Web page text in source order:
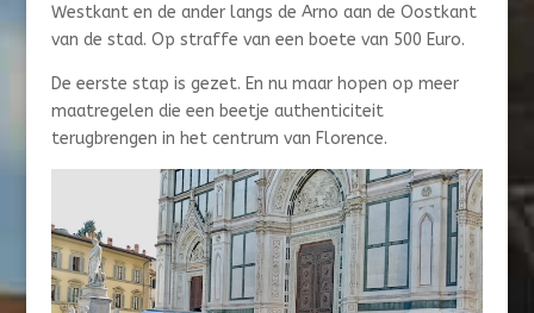
Westkant en de ander langs de Arno aan de Oostkant
van de stad. Op straffe van een boete van 500 Euro.
De eerste stap is gezet. En nu maar hopen op meer
maatregelen die een beetje authenticiteit
terugbrengen in het centrum van Florence.